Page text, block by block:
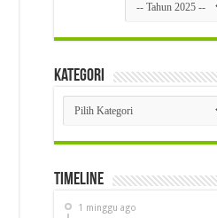
Kategori
Kategori
Timeline
1 minggu ago